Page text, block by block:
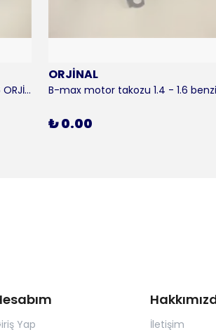
B-max arka poryalı bilya 2012-2016 ORJİNAL
ORJİNAL
₺ 0.00
Yap İletişim